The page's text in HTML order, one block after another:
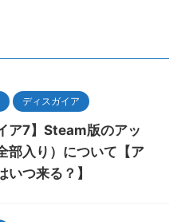
ディスガイア
ア7】Steam版のアッ
部入り）について【ア
いつ来る？】